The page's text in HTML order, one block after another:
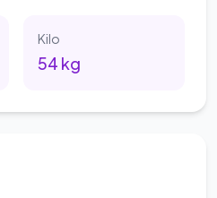
Kilo
54 kg